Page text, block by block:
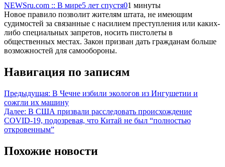
NEWSru.com :: В мире5 лет спустя01 минуты
Новое правило позволит жителям штата, не имеющим
судимостей за связанные с насилием преступления или каких-
либо специальных запретов, носить пистолеты в
общественных местах. Закон призван дать гражданам больше
возможностей для самообороны.
Навигация по записям
Предыдущая: В Чечне избили экологов из Ингушетии и
сожгли их машину
Далее: В США призвали расследовать происхождение
COVID-19, подозревая, что Китай не был “полностью
откровенным”
Похожие новости